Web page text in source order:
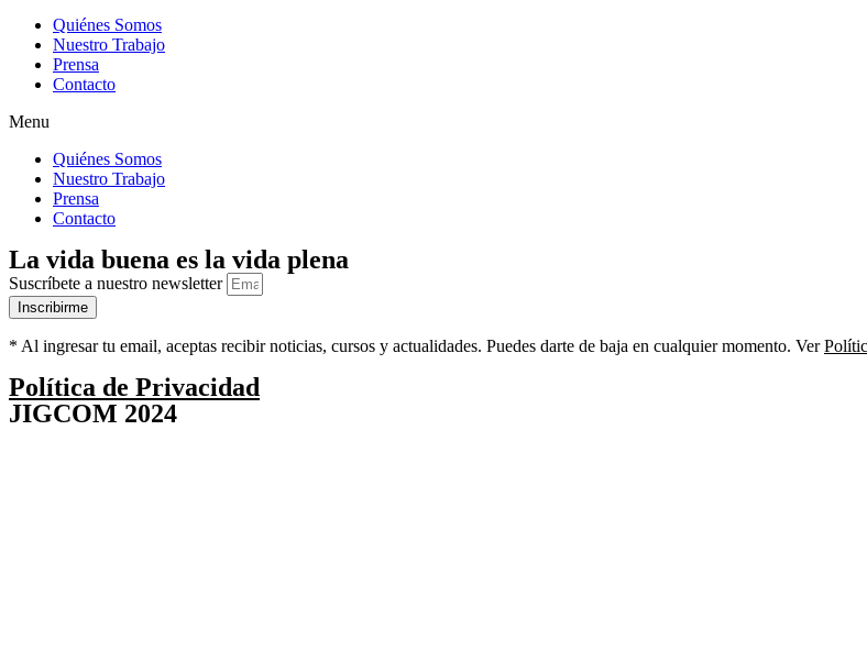
Quiénes Somos
Nuestro Trabajo
Prensa
Contacto
Menu
Quiénes Somos
Nuestro Trabajo
Prensa
Contacto
La vida buena es la vida plena
Suscríbete a nuestro newsletter
Inscribirme
* Al ingresar tu email, aceptas recibir noticias, cursos y actualidades. Puedes darte de baja en cualquier momento. Ver
Política de Privacidad
JIGCOM 2024